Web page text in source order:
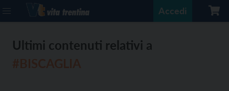
Accedi
Ultimi contenuti relativi a